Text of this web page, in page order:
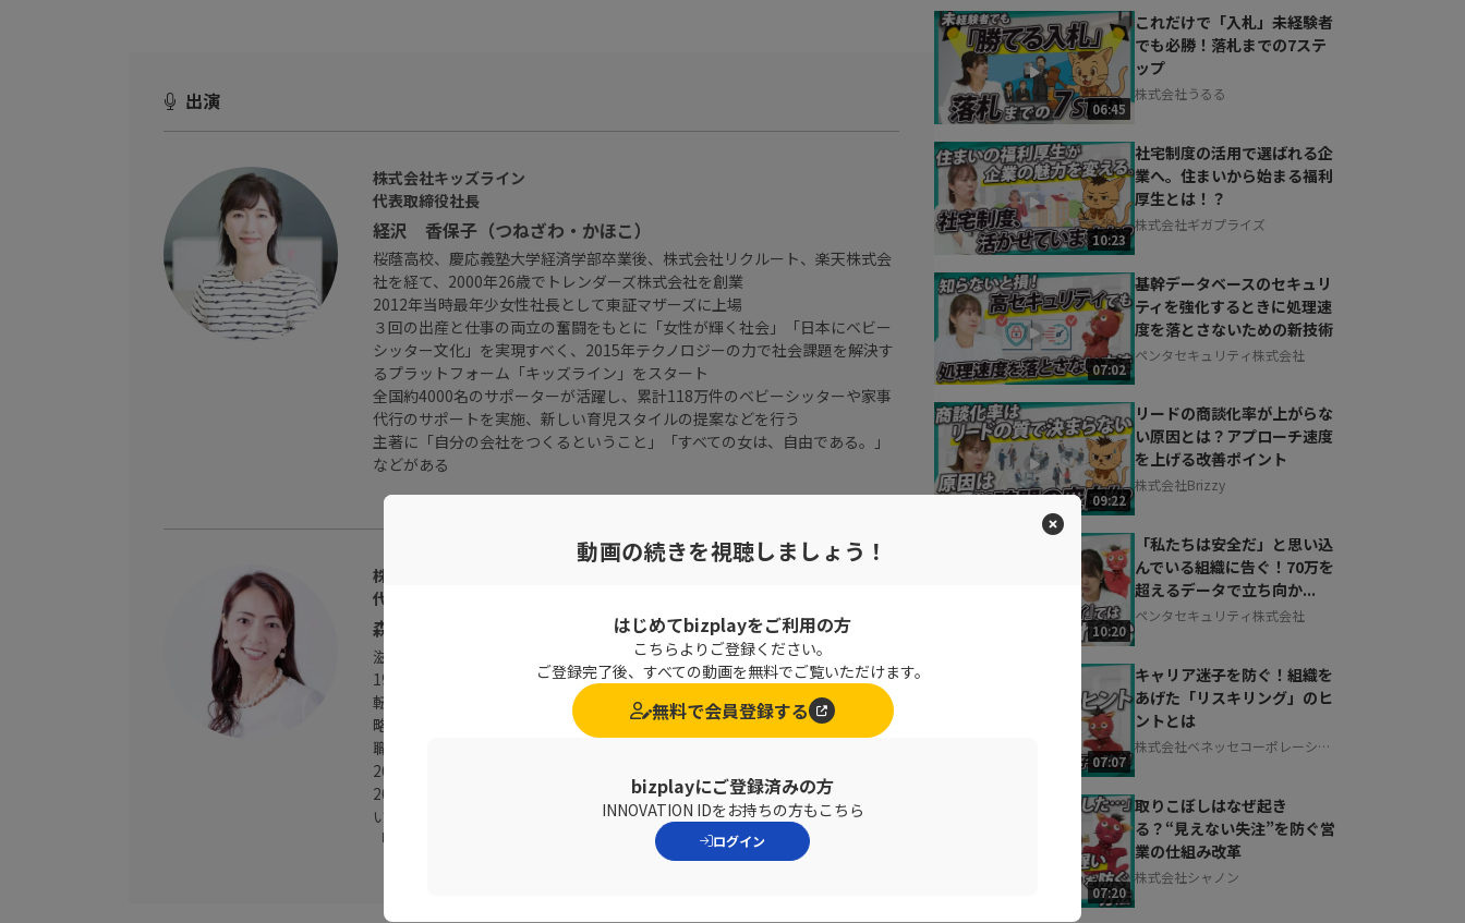
出演
株式会社キッズライン
代表取締役社長
経沢 香保子（つねざわ・かほこ）
桜蔭高校、慶応義塾大学経済学部卒業後、株式会社リクルート、楽天株式会
社を経て、2000年26歳でトレンダーズ株式会社を創業
2012年当時最年少女性社長として東証マザーズに上場
３回の出産と仕事の両立の奮闘をもとに「女性が輝く社会」「日本にベビー
シッター文化」を実現すべく、2015年テクノロジーの力で社会課題を解決す
るプラットフォーム「キッズライン」をスタート
全国約4000名のサポーターが活躍し、累計118万件のベビーシッターや家事
代行のサポートを実施、新しい育児スタイルの提案などを行う
主著に「自分の会社をつくるということ」「すべての女は、自由である。」
などがある
株式会社morich
代表取締役All Rounder Agent
森本 千賀子（もりもと・ちかこ）
滋賀県出身。獨協大学外国語学部英語学科卒
1993年にリクルート人材センター（現リクルートキャリア）入社
転職エージェントとして、大手からベンチャーまで幅広い企業に対し人材戦
略コンサルティング、採用支援サポート全般を手がけ、主に経営幹部・管理
職クラスでの実績多数
2012年にはNHK「プロフェッショナル仕事の流儀」にも出演
2017年3月に株式会社morich設立、代表取締役として就任。25年在籍して
いたリクルートを同年9月で卒業
「兼業・複業＝パラレルキャリア」を意識した多様な働き方を自ら体現
06:45
これだけで「入札」未経験者
でも必勝！落札までの7ステ
ップ
株式会社うるる
10:23
社宅制度の活用で選ばれる企
業へ。住まいから始まる福利
厚生とは！？
株式会社ギガプライズ
07:02
基幹データベースのセキュリ
ティを強化するときに処理速
度を落とさないための新技術
ペンタセキュリティ株式会社
09:22
リードの商談化率が上がらな
い原因とは？アプローチ速度
を上げる改善ポイント
株式会社Brizzy
10:20
「私たちは安全だ」と思い込
んでいる組織に告ぐ！70万を
超えるデータで立ち向か...
ペンタセキュリティ株式会社
07:07
キャリア迷子を防ぐ！組織を
あげた「リスキリング」のヒ
ントとは
株式会社ベネッセコーポレーショ
07:20
取りこぼしはなぜ起き
る？“見えない失注”を防ぐ営
業の仕組み改革
株式会社シャノン
動画の続きを視聴しましょう！
はじめてbizplayをご利用の方
こちらよりご登録ください。
ご登録完了後、すべての動画を無料でご覧いただけます。
無料で会員登録する
bizplayにご登録済みの方
INNOVATION IDをお持ちの方もこちら
ログイン